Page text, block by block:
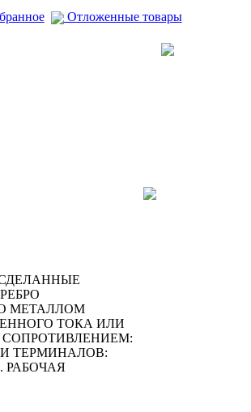
Отложенные товары
МЕТАЛЛОМ
ТОКА ИЛИ
СОПРОТИВЛЕНИЕМ:
ТЕРМИНАЛОВ:
РАБОЧАЯ